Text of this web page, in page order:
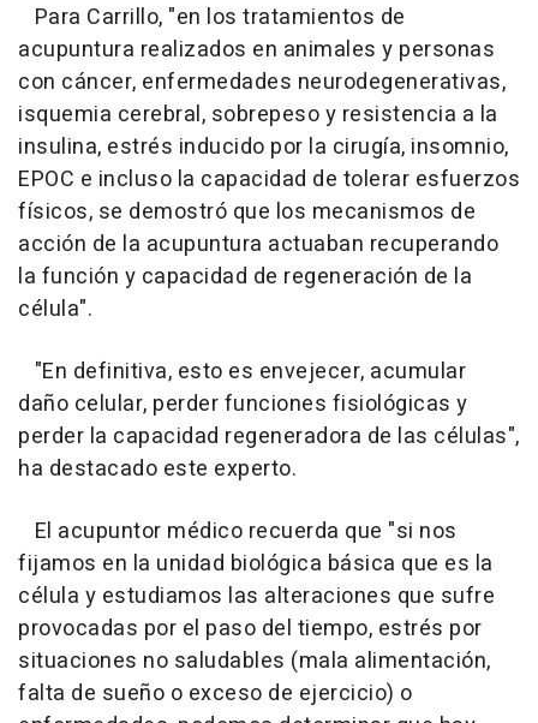
Para Carrillo, "en los tratamientos de
acupuntura realizados en animales y personas
con cáncer, enfermedades neurodegenerativas,
isquemia cerebral, sobrepeso y resistencia a la
insulina, estrés inducido por la cirugía, insomnio,
EPOC e incluso la capacidad de tolerar esfuerzos
físicos, se demostró que los mecanismos de
acción de la acupuntura actuaban recuperando
la función y capacidad de regeneración de la
célula".
"En definitiva, esto es envejecer, acumular
daño celular, perder funciones fisiológicas y
perder la capacidad regeneradora de las células",
ha destacado este experto.
El acupuntor médico recuerda que "si nos
fijamos en la unidad biológica básica que es la
célula y estudiamos las alteraciones que sufre
provocadas por el paso del tiempo, estrés por
situaciones no saludables (mala alimentación,
falta de sueño o exceso de ejercicio) o